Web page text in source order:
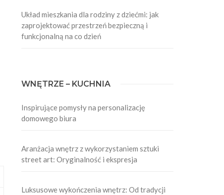
Układ mieszkania dla rodziny z dziećmi: jak
zaprojektować przestrzeń bezpieczną i
funkcjonalną na co dzień
WNĘTRZE – KUCHNIA
Inspirujące pomysły na personalizację
domowego biura
Aranżacja wnętrz z wykorzystaniem sztuki
street art: Oryginalność i ekspresja
Luksusowe wykończenia wnętrz: Od tradycji